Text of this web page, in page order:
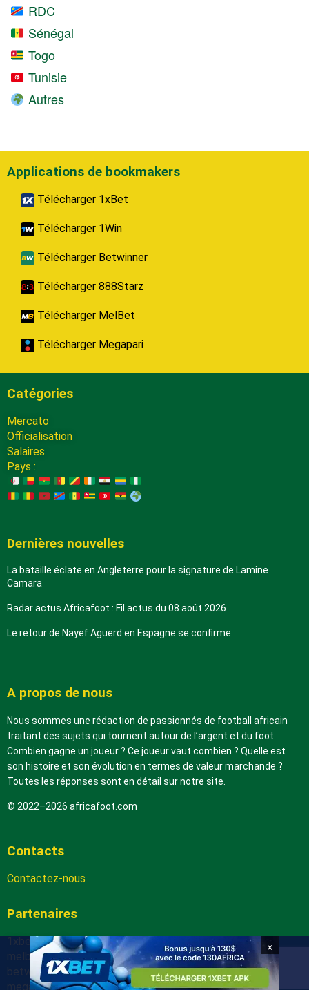
RDC
Sénégal
Togo
Tunisie
Autres
Applications de bookmakers
Télécharger 1xBet
Télécharger 1Win
Télécharger Betwinner
Télécharger 888Starz
Télécharger MelBet
Télécharger Megapari
Catégories
Mercato
Officialisation
Salaires
Pays :
Dernières nouvelles
La bataille éclate en Angleterre pour la signature de Lamine
Camara
Radar actus Africafoot : Fil actus du 08 août 2026
Le retour de Nayef Aguerd en Espagne se confirme
A propos de nous
Nous sommes une rédaction de passionnés de football africain
traitant des sujets qui tournent autour de l’argent et du foot.
Combien gagne un joueur ? Ce joueur vaut combien ? Quelle est
son histoire et son évolution en termes de valeur marchande ?
Toutes les réponses sont en détail sur notre site.
© 2022–2026 africafoot.com
Contacts
Contactez-nous
Partenaires
1xbetapk.africafoot.com
melbet.africafoot.com
betwinnerapp.africafoot.com
megapari.africafoot.com
×